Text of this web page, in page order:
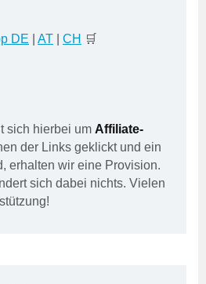
DE AT CH 🛒
sich hierbei um Affiliate-
der Links geklickt und ein
erhalten wir eine Provision.
sich dabei nichts. Vielen